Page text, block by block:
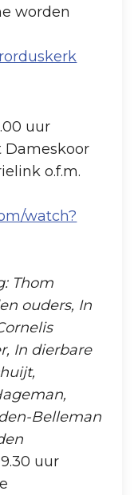
worden
uur
Dameskoor
o.f.m.
watch?
Thom
ouders, In
In dierbare
Belleman
uur